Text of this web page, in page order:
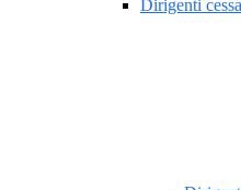
Dirigenti